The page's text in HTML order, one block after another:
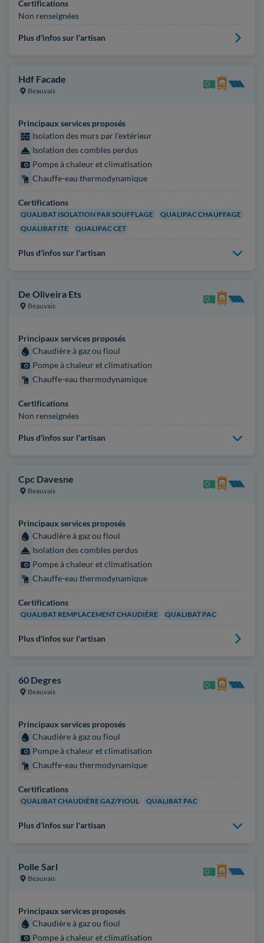
Certifications
Non renseignées
Plus d'infos sur l'artisan
Hdf Facade
Beauvais
Principaux services proposés
Isolation des murs par l'extérieur
Isolation des combles perdus
Pompe à chaleur et climatisation
Chauffe-eau thermodynamique
Certifications
QUALIBAT ISOLATION PAR SOUFFLAGE
QUALIPAC CHAUFFAGE
QUALIBAT ITE
QUALIPAC CET
Plus d'infos sur l'artisan
De Oliveira Ets
Beauvais
Principaux services proposés
Chaudière à gaz ou fioul
Pompe à chaleur et climatisation
Chauffe-eau thermodynamique
Certifications
Non renseignées
Plus d'infos sur l'artisan
Cpc Davesne
Beauvais
Principaux services proposés
Chaudière à gaz ou fioul
Isolation des combles perdus
Pompe à chaleur et climatisation
Chauffe-eau thermodynamique
Certifications
QUALIBAT REMPLACEMENT CHAUDIÈRE QUALIBAT PAC
Plus d'infos sur l'artisan
60 Degres
Beauvais
Principaux services proposés
Chaudière à gaz ou fioul
Pompe à chaleur et climatisation
Chauffe-eau thermodynamique
Certifications
QUALIBAT CHAUDIÈRE GAZ/FIOUL QUALIBAT PAC
Plus d'infos sur l'artisan
Polle Sarl
Beauvais
Principaux services proposés
Chaudière à gaz ou fioul
Pompe à chaleur et climatisation